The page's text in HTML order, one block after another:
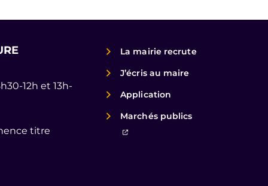
12h et 13h-
titre
La mairie recrute
J’écris au maire
Application
Marchés publics
(ouverture dans un nouvel